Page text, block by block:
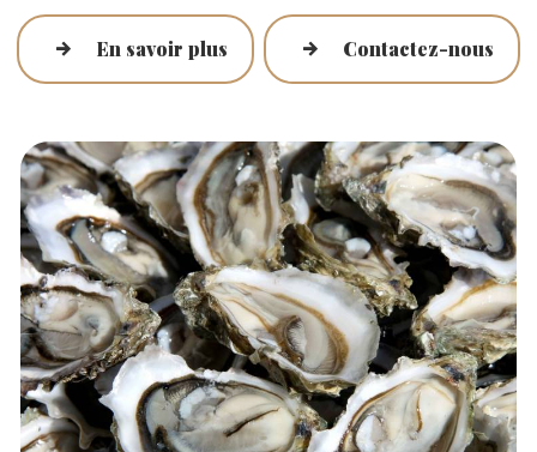
En savoir plus Contactez-nous